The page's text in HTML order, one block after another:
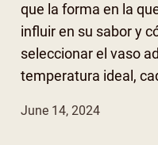
que la forma en la
influir en su sabor y
seleccionar el vaso
temperatura ideal,
June 14, 2024